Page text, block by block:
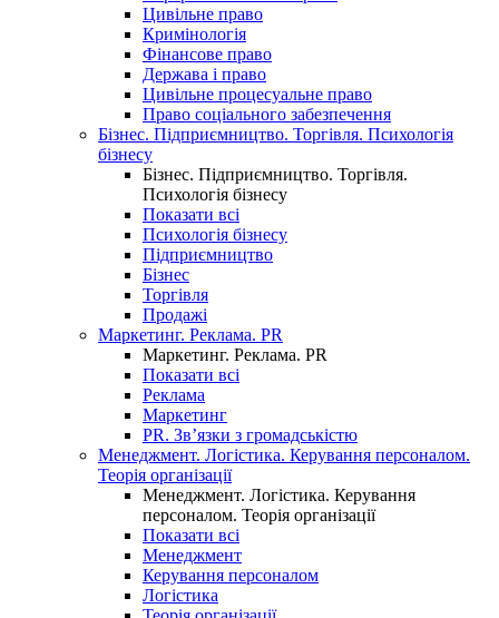
Цивільне право
Кримінологія
Фінансове право
Держава і право
Цивільне процесуальне право
Право соціального забезпечення
Бізнес. Підприємництво. Торгівля. Психологія
бізнесу
Бізнес. Підприємництво. Торгівля.
Психологія бізнесу
Показати всі
Психологія бізнесу
Підприємництво
Бізнес
Торгівля
Продажі
Маркетинг. Реклама. PR
Маркетинг. Реклама. PR
Показати всі
Реклама
Маркетинг
PR. Зв’язки з громадськістю
Менеджмент. Логістика. Керування персоналом.
Теорія організації
Менеджмент. Логістика. Керування
персоналом. Теорія організації
Показати всі
Менеджмент
Керування персоналом
Логістика